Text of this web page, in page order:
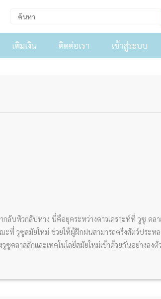
เติมเงิน ติดต่อเรา เข้าสู่ระบบ
ลับหัวกลับหาง นี่คือยุคระหว่างดาวเคราะห์ที่ วูซู คล
ะที่ วูซูสมัยใหม่ ช่วยให้ผู้ฝึกฝนสามารถตรึงสัตว์ประห
ลาสสิกและเทคโนโลยีสมัยใหม่เข้าด้วยกันอย่างลงตั